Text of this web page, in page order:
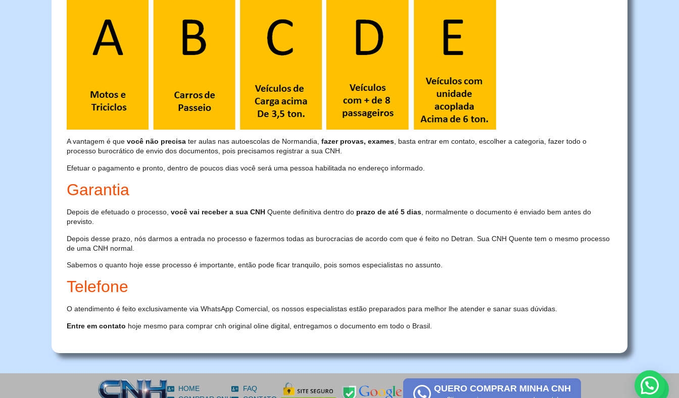
A vantagem é que você não precisa ter aulas nas autoescolas de Normandia, fazer provas, exames, basta entrar em contato, escolher a categoria, fazer todo o
processo burocrático de envio dos documentos, pois precisamos registrar a sua CNH.
Efetuar o pagamento e pronto, dentro de poucos dias você será uma pessoa habilitada no endereço informado.
Garantia
Depois de efetuado o processo, você vai receber a sua CNH Quente definitiva dentro do prazo de até 5 dias, normalmente o documento é enviado bem antes do
previsto.
Depois desse prazo, nós darmos a entrada no processo e fazermos todas as burocracias de acordo com que é feito no Detran. Sua CNH Quente tem o mesmo processo
de uma CNH normal.
Sabemos o quanto hoje esse processo é importante, então pode ficar tranquilo, pois somos especialistas no assunto.
Telefone
O atendimento é feito exclusivamente via WhatsApp Comercial, os nossos especialistas estão preparados para melhor lhe atender e sanar suas dúvidas.
Entre em contato hoje mesmo para comprar cnh original oline digital, entregamos o documento em todo o Brasil.
HOME
FAQ
QUERO COMPRAR MINHA CNH